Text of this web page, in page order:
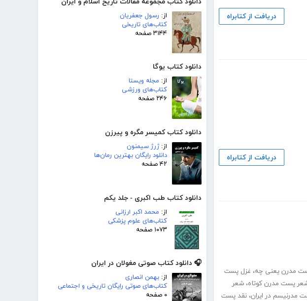
از: رسول جعفریان
کتاب‌های تاریخی
۳۱۴۴ صفحه
دانلود کتاب یوگا
از: مجله ویستا
کتاب‌های ورزشی
۲۴۶ صفحه
دانلود کتاب کمیسر مگره و پیرزن
از:ژرژ سیمنون
دانلود رایگان بهترین رمان‌ها
۴۲ صفحه
دانلود کتاب طب اکبری - جلد یکم
از: محمد اکبر ارزانی
کتاب‌های علوم پزشکی
۱۰۷۳ صفحه
🎧 دانلود کتاب صوتی مغولان در ایران
از: بهمن انصاری
کتاب‌های صوتی رایگان تاریخی و اجتماعی
۰ صفحه
دریافت از کتابراه
دریافت از کتابراه
مدرن یعنی چه، غزل پست
پست مدرن کوتاه، شعر
مدرنیسم در ایران، نقد پست